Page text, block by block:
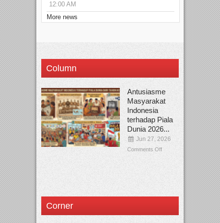
12:00 AM
More news
Column
Antusiasme
Masyarakat
Indonesia
terhadap Piala
Dunia 2026...
Jun 27, 2026
Comments Off
Corner